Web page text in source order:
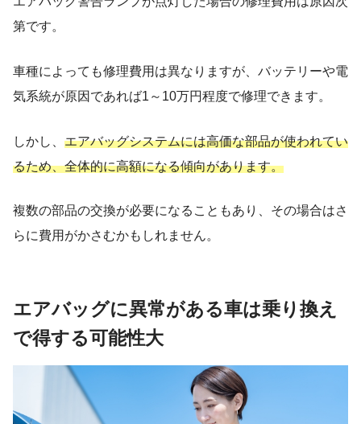
第です。
車種によっても修理費用は異なりますが、 バッテリーや電
気系統が原因であれば1～10万円程度で修理できます。
しかし、 エアバッグシステムには高価な部品が使われてい
るため、全体的に高額になる傾向があります。
複数の部品の交換が必要になることもあり、その場合はさ
らに費用がかさむかもしれません。
エアバッグに異常がある車は乗り換え
で得する可能性大